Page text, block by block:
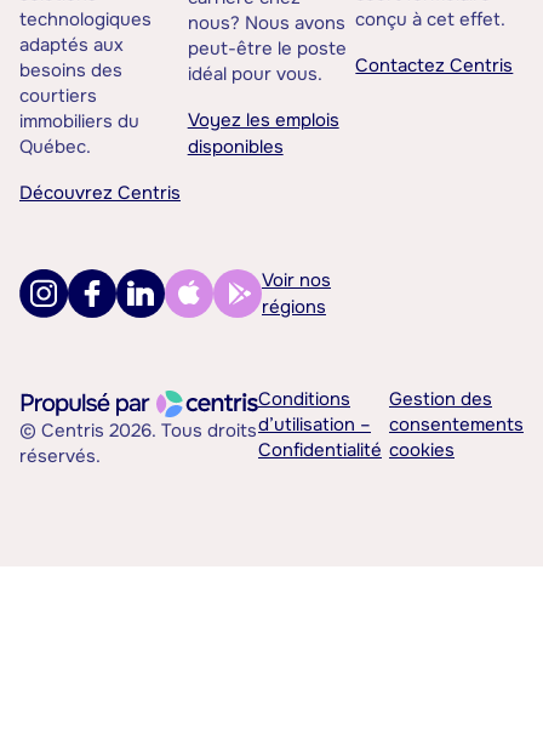
technologiques
adaptés aux
besoins des
courtiers
immobiliers du
Québec.
Découvrez Centris
nous? Nous avons
peut-être le poste
idéal pour vous.
Voyez les emplois
disponibles
conçu à cet effet.
Contactez Centris
Voir nos
régions
© Centris 2026. Tous droits
réservés.
Conditions
d’utilisation –
Confidentialité
Gestion des
consentements
cookies